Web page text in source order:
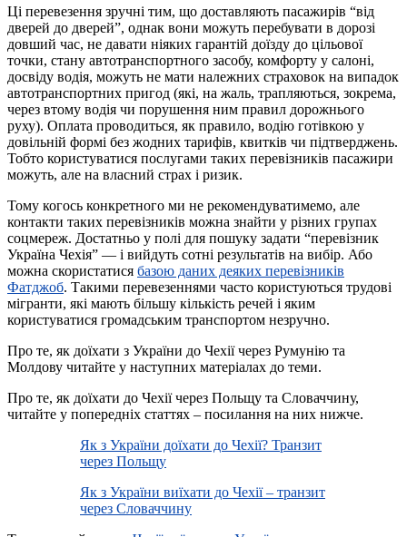
Ці перевезення зручні тим, що доставляють пасажирів “від
дверей до дверей”, однак вони можуть перебувати в дорозі
довший час, не давати ніяких гарантій доїзду до цільової
точки, стану автотранспортного засобу, комфорту у салоні,
досвіду водія, можуть не мати належних страховок на випадок
автотранспортних пригод (які, на жаль, трапляються, зокрема,
через втому водія чи порушення ним правил дорожнього
руху). Оплата проводиться, як правило, водію готівкою у
довільній формі без жодних тарифів, квитків чи підтверджень.
Тобто користуватися послугами таких перевізників пасажири
можуть, але на власний страх і ризик.
Тому когось конкретного ми не рекомендуватимемо, але
контакти таких перевізників можна знайти у різних групах
соцмереж. Достатньо у полі для пошуку задати “перевізник
Україна Чехія” — і вийдуть сотні результатів на вибір. Або
можна скористатися базою даних деяких перевізників
Фатджоб. Такими перевезеннями часто користуються трудові
мігранти, які мають більшу кількість речей і яким
користуватися громадським транспортом незручно.
Про те, як доїхати з України до Чехії через Румунію та
Молдову читайте у наступних матеріалах до теми.
Про те, як доїхати до Чехії через Польщу та Словаччину,
читайте у попередніх статтях – посилання на них нижче.
Як з України доїхати до Чехії? Транзит
через Польщу
Як з України виїхати до Чехії – транзит
через Словаччину